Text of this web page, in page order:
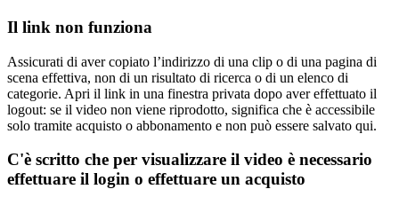
Il link non funziona
Assicurati di aver copiato l’indirizzo di una clip o di una pagina di
scena effettiva, non di un risultato di ricerca o di un elenco di
categorie. Apri il link in una finestra privata dopo aver effettuato il
logout: se il video non viene riprodotto, significa che è accessibile
solo tramite acquisto o abbonamento e non può essere salvato qui.
C'è scritto che per visualizzare il video è necessario
effettuare il login o effettuare un acquisto